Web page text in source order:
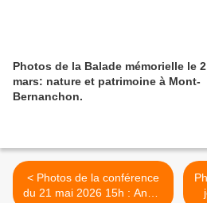
Photos de la Balade mémorielle le 2
mars: nature et patrimoine à Mont-
Bernanchon.
< Photos de la conférence
du 21 mai 2026 15h : André